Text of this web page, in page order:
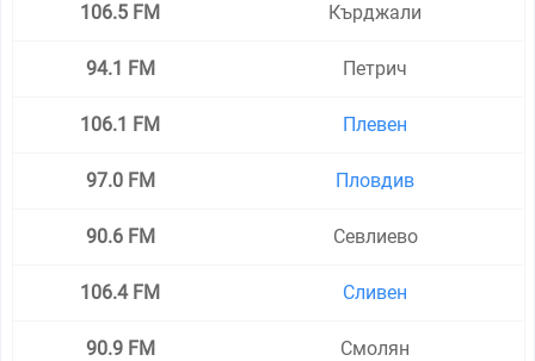
106.5 FM Кърджали
94.1 FM Петрич
106.1 FM Плевен
97.0 FM Пловдив
90.6 FM Севлиево
106.4 FM Сливен
90.9 FM Смолян